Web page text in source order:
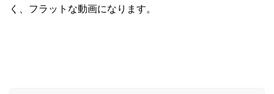
く、フラットな動画になります。